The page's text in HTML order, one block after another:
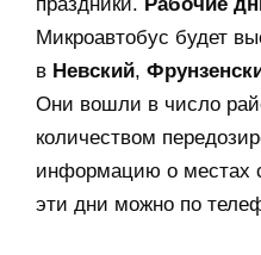
Микроавтобус будет
в Невский,
Они вошли в число
количеством
информацию о местах
эти дни можно по